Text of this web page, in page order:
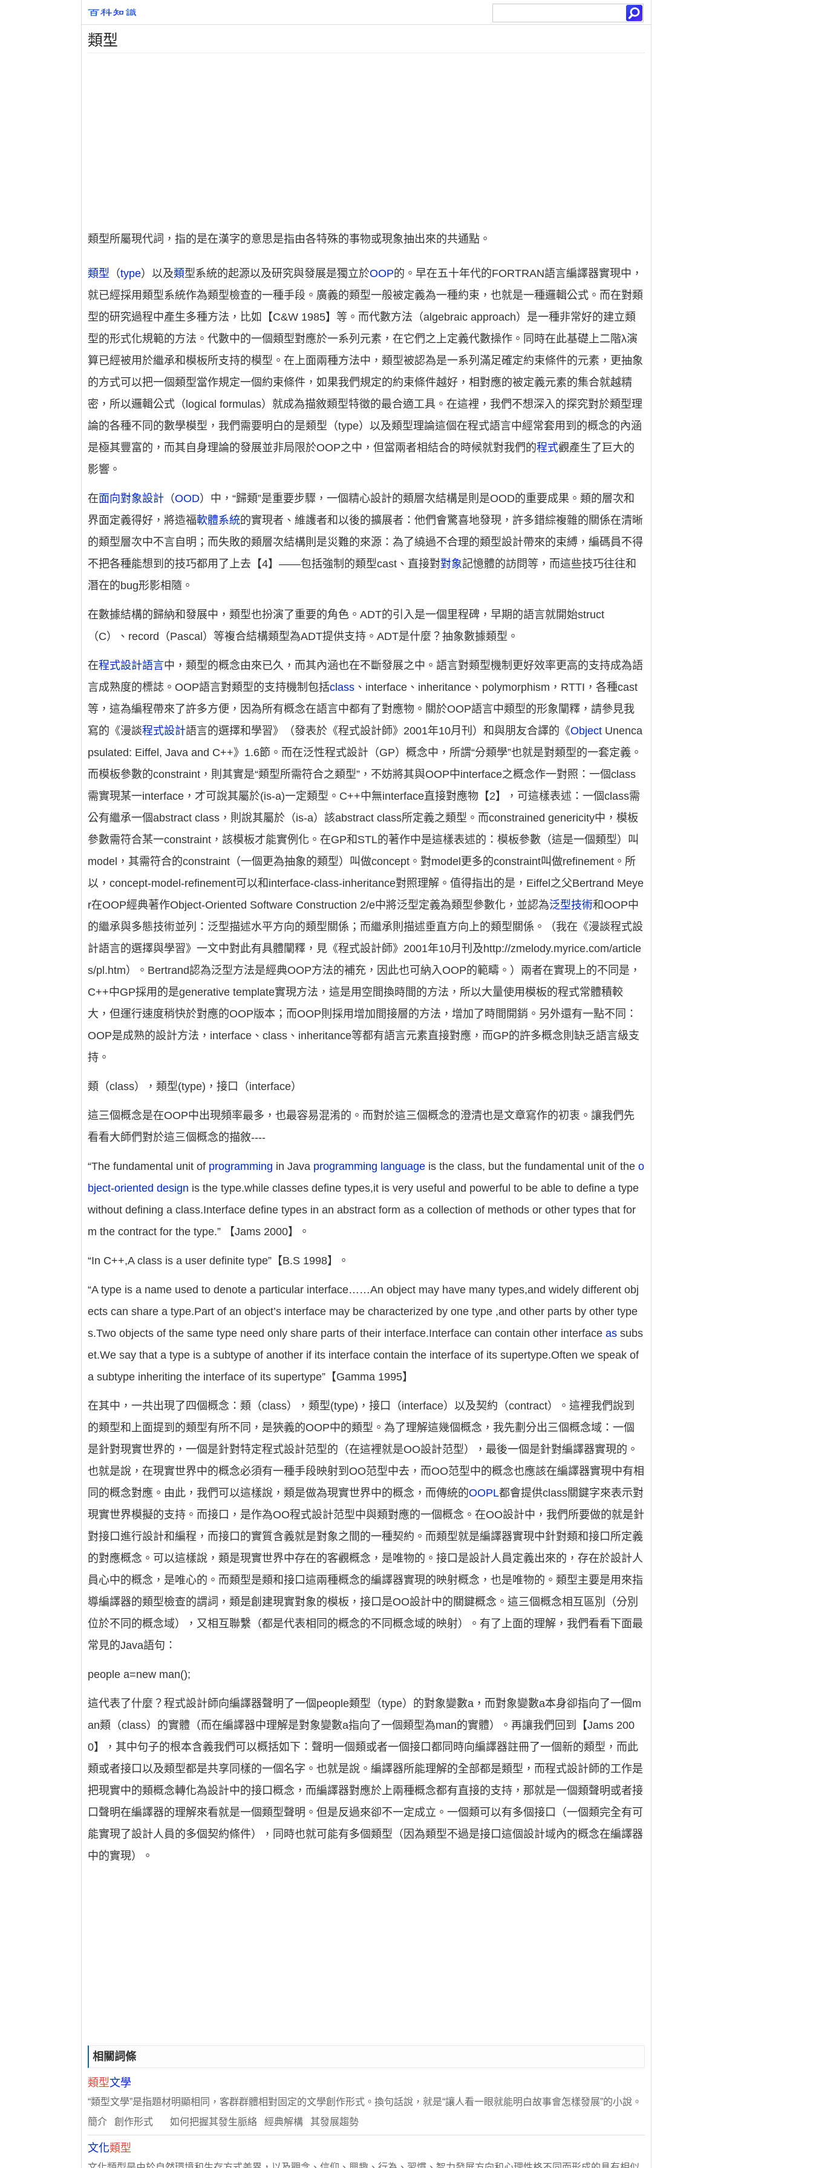
類型
類型所屬現代詞，指的是在漢字的意思是指由各特殊的事物或現象抽出來的共通點。
類型 （type）以及類型系統的起源以及研究與發展是獨立於OOP的。早在五十年代的FORTRAN語言編譯器實現中，
就已經採用類型系統作為類型檢查的一種手段。廣義的類型一般被定義為一種約束，也就是一種邏輯公式。而在對類
型的研究過程中產生多種方法，比如【C&W 1985】等。而代數方法（algebraic approach）是一種非常好的建立類
型的形式化規範的方法。代數中的一個類型對應於一系列元素，在它們之上定義代數操作。同時在此基礎上二階λ演
算已經被用於繼承和模板所支持的模型。在上面兩種方法中，類型被認為是一系列滿足確定約束條件的元素，更抽象
的方式可以把一個類型當作規定一個約束條件，如果我們規定的約束條件越好，相對應的被定義元素的集合就越精
密，所以邏輯公式（logical formulas）就成為描敘類型特徵的最合適工具。在這裡，我們不想深入的探究對於類型理
論的各種不同的數學模型，我們需要明白的是類型（type）以及類型理論這個在程式語言中經常套用到的概念的內涵
是極其豐富的，而其自身理論的發展並非局限於OOP之中，但當兩者相結合的時候就對我們的程式觀產生了巨大的
影響。
在面向對象設計 （OOD）中，“歸類”是重要步驟，一個精心設計的類層次結構是則是OOD的重要成果。類的層次和
界面定義得好，將造福軟體系統的實現者、維護者和以後的擴展者：他們會驚喜地發現，許多錯綜複雜的關係在清晰
的類型層次中不言自明；而失敗的類層次結構則是災難的來源：為了繞過不合理的類型設計帶來的束縛，編碼員不得
不把各種能想到的技巧都用了上去【4】——包括強制的類型cast、直接對對象記憶體的訪問等，而這些技巧往往和
潛在的bug形影相隨。
在數據結構的歸納和發展中，類型也扮演了重要的角色。ADT的引入是一個里程碑，早期的語言就開始struct
（C）、record（Pascal）等複合結構類型為ADT提供支持。ADT是什麼？抽象數據類型。
在程式設計語言中，類型的概念由來已久，而其內涵也在不斷發展之中。語言對類型機制更好效率更高的支持成為語
言成熟度的標誌。OOP語言對類型的支持機制包括class 、interface、inheritance、polymorphism，RTTI，各種cast
等，這為編程帶來了許多方便，因為所有概念在語言中都有了對應物。關於OOP語言中類型的形象闡釋，請參見我
寫的《漫談程式設計語言的選擇和學習》（發表於《程式設計師》2001年10月刊）和與朋友合譯的《Object Unenca
psulated: Eiffel, Java and C++》1.6節。而在泛性程式設計（GP）概念中，所謂“分類學”也就是對類型的一套定義。
而模板參數的constraint，則其實是“類型所需符合之類型”，不妨將其與OOP中interface之概念作一對照：一個class
需實現某一interface，才可說其屬於(is-a)一定類型。C++中無interface直接對應物【2】，可這樣表述：一個class需
公有繼承一個abstract class，則說其屬於（is-a）該abstract class所定義之類型。而constrained genericity中，模板
參數需符合某一constraint，該模板才能實例化。在GP和STL的著作中是這樣表述的：模板參數（這是一個類型）叫
model，其需符合的constraint（一個更為抽象的類型）叫做concept。對model更多的constraint叫做refinement。所
以，concept-model-refinement可以和interface-class-inheritance對照理解。值得指出的是，Eiffel之父Bertrand Meye
r在OOP經典著作Object-Oriented Software Construction 2/e中將泛型定義為類型參數化，並認為泛型技術和OOP中
的繼承與多態技術並列：泛型描述水平方向的類型關係；而繼承則描述垂直方向上的類型關係。（我在《漫談程式設
計語言的選擇與學習》一文中對此有具體闡釋，見《程式設計師》2001年10月刊及http://zmelody.myrice.com/article
s/pl.htm）。Bertrand認為泛型方法是經典OOP方法的補充，因此也可納入OOP的範疇。）兩者在實現上的不同是，
C++中GP採用的是generative template實現方法，這是用空間換時間的方法，所以大量使用模板的程式常體積較
大，但運行速度稍快於對應的OOP版本；而OOP則採用增加間接層的方法，增加了時間開銷。另外還有一點不同：
OOP是成熟的設計方法，interface、class、inheritance等都有語言元素直接對應，而GP的許多概念則缺乏語言級支
持。
類（class），類型(type)，接口（interface）
這三個概念是在OOP中出現頻率最多，也最容易混淆的。而對於這三個概念的澄清也是文章寫作的初衷。讓我們先
看看大師們對於這三個概念的描敘----
“The fundamental unit of programming in Java programming language is the class, but the fundamental unit of theo
bject-oriented design is the type.while classes define types,it is very useful and powerful to be able to define a type
without defining a class.Interface define types in an abstract form as a collection of methods or other types that for
m the contract for the type.” 【Jams 2000】。
“In C++,A class is a user definite type”【B.S 1998】。
“A type is a name used to denote a particular interface……An object may have many types,and widely different obj
ects can share a type.Part of an object’s interface may be characterized by one type ,and other parts by other type
s.Two objects of the same type need only share parts of their interface.Interface can contain other interfaceas subs
et.We say that a type is a subtype of another if its interface contain the interface of its supertype.Often we speak of
a subtype inheriting the interface of its supertype”【Gamma 1995】
在其中，一共出現了四個概念：類（class），類型(type)，接口（interface）以及契約（contract）。這裡我們說到
的類型和上面提到的類型有所不同，是狹義的OOP中的類型。為了理解這幾個概念，我先劃分出三個概念域：一個
是針對現實世界的，一個是針對特定程式設計范型的（在這裡就是OO設計范型），最後一個是針對編譯器實現的。
也就是說，在現實世界中的概念必須有一種手段映射到OO范型中去，而OO范型中的概念也應該在編譯器實現中有相
同的概念對應。由此，我們可以這樣說，類是做為現實世界中的概念，而傳統的OOPL都會提供class關鍵字來表示對
現實世界模擬的支持。而接口，是作為OO程式設計范型中與類對應的一個概念。在OO設計中，我們所要做的就是針
對接口進行設計和編程，而接口的實質含義就是對象之間的一種契約。而類型就是編譯器實現中針對類和接口所定義
的對應概念。可以這樣說，類是現實世界中存在的客觀概念，是唯物的。接口是設計人員定義出來的，存在於設計人
員心中的概念，是唯心的。而類型是類和接口這兩種概念的編譯器實現的映射概念，也是唯物的。類型主要是用來指
導編譯器的類型檢查的謂詞，類是創建現實對象的模板，接口是OO設計中的關鍵概念。這三個概念相互區別（分別
位於不同的概念域），又相互聯繫（都是代表相同的概念的不同概念域的映射）。有了上面的理解，我們看看下面最
常見的Java語句：
people a=new man();
這代表了什麼？程式設計師向編譯器聲明了一個people類型（type）的對象變數a，而對象變數a本身卻指向了一個m
an類（class）的實體（而在編譯器中理解是對象變數a指向了一個類型為man的實體）。再讓我們回到【Jams 200
0】，其中句子的根本含義我們可以概括如下：聲明一個類或者一個接口都同時向編譯器註冊了一個新的類型，而此
類或者接口以及類型都是共享同樣的一個名字。也就是說。編譯器所能理解的全部都是類型，而程式設計師的工作是
把現實中的類概念轉化為設計中的接口概念，而編譯器對應於上兩種概念都有直接的支持，那就是一個類聲明或者接
口聲明在編譯器的理解來看就是一個類型聲明。但是反過來卻不一定成立。一個類可以有多個接口（一個類完全有可
能實現了設計人員的多個契約條件），同時也就可能有多個類型（因為類型不過是接口這個設計域內的概念在編譯器
中的實現）。
相關詞條
類型文學
“類型文學”是指題材明顯相同，客群群體相對固定的文學創作形式。換句話說，就是“讓人看一眼就能明白故事會怎樣發展”的小說。
簡介 創作形式 如何把握其發生脈絡 經典解構 其發展趨勢
文化類型